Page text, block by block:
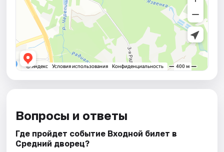
Вопросы и ответы
Где пройдет событие Входной билет в
Средний дворец?